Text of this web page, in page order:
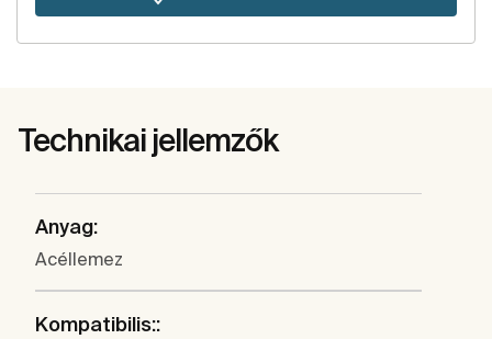
Technikai jellemzők
Anyag:
Acéllemez
Kompatibilis::